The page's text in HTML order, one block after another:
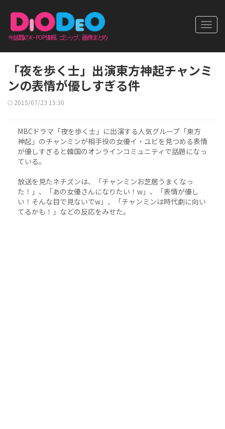
「夜を歩く士」出演東方神起チャンミ
ンの表情が優しすぎる件
2015/07/23 15:30
MBCドラマ「夜を歩く士」に出演する人気グループ「東方
神起」のチャンミンが相手役の女優イ・ユビを見つめる表情
が優しすぎると韓国のオンラインコミュニティで話題になっ
ている。
放送を見たネチズンは、「チャンミンお芝居うまくなっ
た！」、「あの女優さんになりたい！w」、「表情が優し
い！そんな目で見ないでw」、「チャンミンは時代劇に向い
てるかも！」などの反応をみせた。